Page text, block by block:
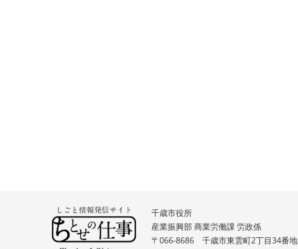
千歳市役所
産業振興部 商業労働課 労政係
〒066-8686 千歳市東雲町2丁目34番地